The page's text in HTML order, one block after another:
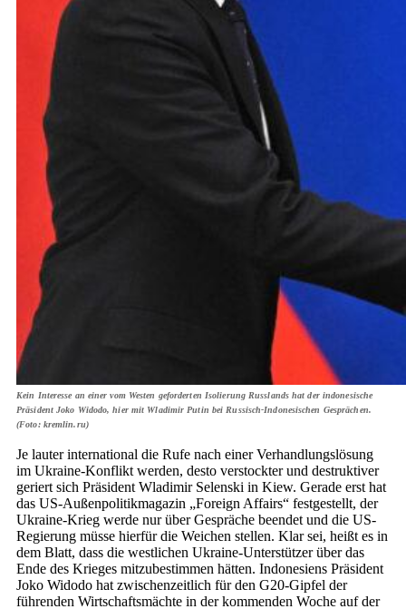
Kein Interesse an einer vom Westen geforderten Isolierung Russlands hat der indonesische
Präsident Joko Widodo, hier mit Wladimir Putin bei Russisch-Indonesischen Gesprächen.
(Foto: kremlin.ru)
Je lauter international die Rufe nach einer Verhandlungslösung
im Ukraine-Konflikt werden, desto verstockter und destruktiver
geriert sich Präsident Wladimir Selenski in Kiew. Gerade erst hat
das US-Außenpolitikmagazin „Foreign Affairs“ festgestellt, der
Ukraine-Krieg werde nur über Gespräche beendet und die US-
Regierung müsse hierfür die Weichen stellen. Klar sei, heißt es in
dem Blatt, dass die westlichen Ukraine-Unterstützer über das
Ende des Krieges mitzubestimmen hätten. Indonesiens Präsident
Joko Widodo hat zwischenzeitlich für den G20-Gipfel der
führenden Wirtschaftsmächte in der kommenden Woche auf der